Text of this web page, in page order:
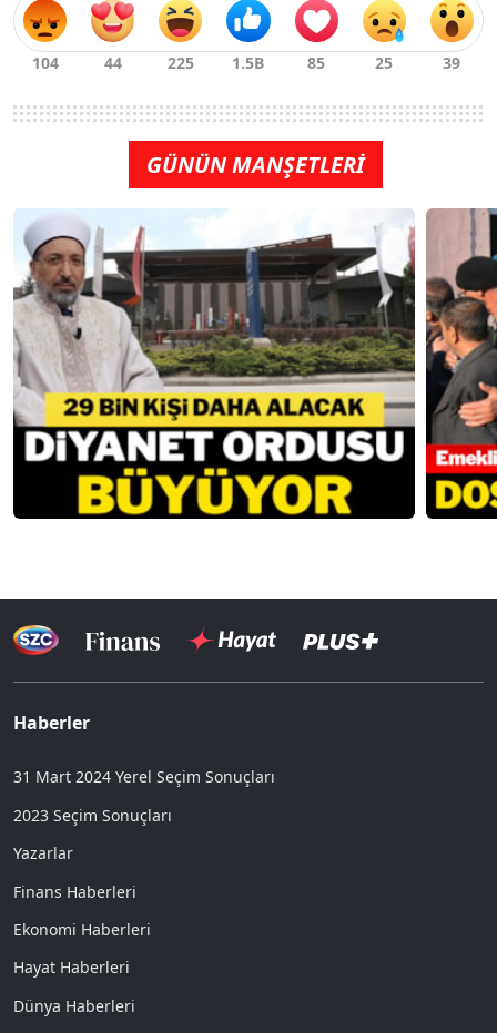
GÜNÜN MANŞETLERİ
Haberler
31 Mart 2024 Yerel Seçim Sonuçları
2023 Seçim Sonuçları
Yazarlar
Finans Haberleri
Ekonomi Haberleri
Hayat Haberleri
Dünya Haberleri